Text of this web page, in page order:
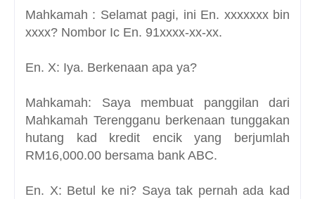
Mahkamah : Selamat pagi, ini En. xxxxxxx bin
xxxx? Nombor Ic En. 91xxxx-xx-xx.
En. X: Iya. Berkenaan apa ya?
Mahkamah: Saya membuat panggilan dari
Mahkamah Terengganu berkenaan tunggakan
hutang kad kredit encik yang berjumlah
RM16,000.00 bersama bank ABC.
En. X: Betul ke ni? Saya tak pernah ada kad